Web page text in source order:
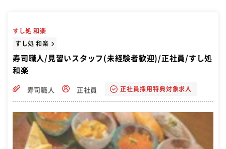
すし処 和楽
すし処 和楽
寿司職人/見習いスタッフ(未経験者歓迎)/正社員/すし処
和楽
寿司職人 正社員 正社員採用特典対象求人